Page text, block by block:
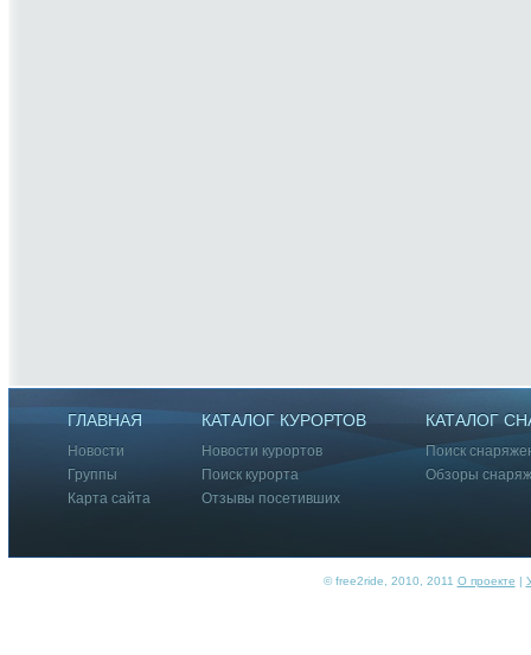
ГЛАВНАЯ
Новости
Группы
Карта сайта
КАТАЛОГ КУРОРТОВ
Новости курортов
Поиск курорта
Отзывы посетивших
КАТАЛОГ
Поиск
Обзоры
© free2ride, 2010, 2011 О проекте |